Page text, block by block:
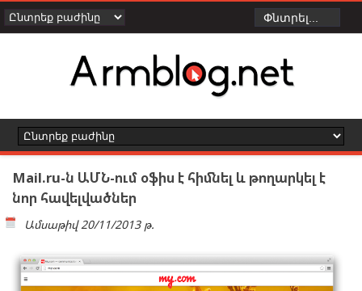
Mail.ru-ն ԱՄՆ-ում օֆիս է հիմնել և թողարկել է
նոր հավելվածներ
Ամսաթիվ 20/11/2013 թ.